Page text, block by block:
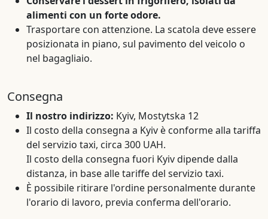
alimenti con un forte odore.
Trasportare con attenzione. La scatola deve essere
posizionata in piano, sul pavimento del veicolo o
nel bagagliaio.
Consegna
Il nostro indirizzo: Kyiv, Mostytska 12
Il costo della consegna a Kyiv è conforme alla tariffa
del servizio taxi, circa 300 UAH.
Il costo della consegna fuori Kyiv dipende dalla
distanza, in base alle tariffe del servizio taxi.
È possibile ritirare l'ordine personalmente durante
l'orario di lavoro, previa conferma dell'orario.